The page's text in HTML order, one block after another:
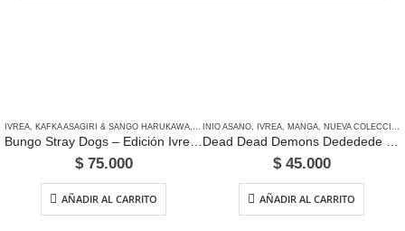
IVREA KAFKA ASAGIRI & SANGO HARUKAWA MANGA,SHONEN
$75.000
AÑADIR AL CARRITO
INIO ASANO IVREA MANGA NUEVA COLECCIÓN
$45.000
AÑADIR AL CARRITO